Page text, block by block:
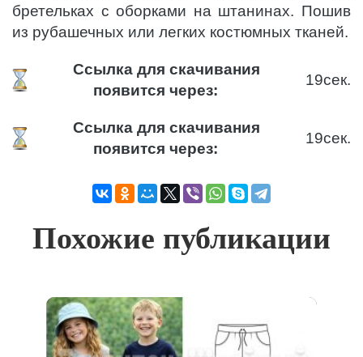
бретельках с оборками на штанинах. Пошив
из рубашечных или легких костюмных тканей.
Ссылка для скачивания
появится через:
19сек.
Ссылка для скачивания
появится через:
19сек.
Похожие публикации